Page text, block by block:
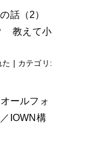
話（2）
教えて小
た
カテゴリ:
ールフォ
IOWN構